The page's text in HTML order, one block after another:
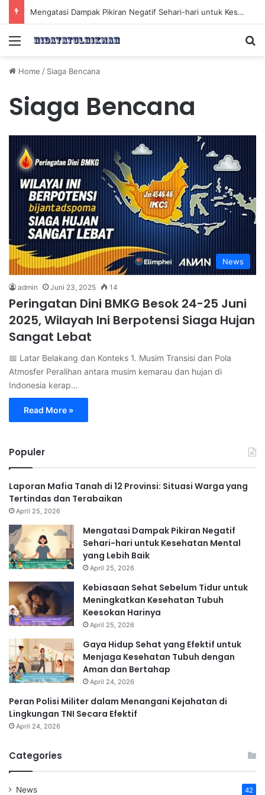
Mengatasi Dampak Pikiran Negatif Sehari-hari untuk Kesehatan Mental yang Lebih Baik
Menu
Home / Siaga Bencana
Siaga Bencana
News
admin Juni 23, 2025 14
Peringatan Dini BMKG Besok 24-25 Juni
2025, Wilayah Ini Berpotensi Siaga Hujan
Sangat Lebat
📅 Latar Belakang dan Konteks 1. Musim Transisi dan Pola
Atmosfer Peralihan antara musim kemarau dan hujan di
Indonesia kerap…
Read More »
Populer
Laporan Mafia Tanah di 12 Provinsi: Situasi Warga yang
Tertindas dan Terabaikan
April 25, 2026
Mengatasi Dampak Pikiran Negatif
Sehari-hari untuk Kesehatan Mental
yang Lebih Baik
April 25, 2026
Kebiasaan Sehat Sebelum Tidur untuk
Meningkatkan Kesehatan Tubuh
Keesokan Harinya
April 25, 2026
Gaya Hidup Sehat yang Efektif untuk
Menjaga Kesehatan Tubuh dengan
Aman dan Bertahap
April 24, 2026
Peran Polisi Militer dalam Menangani Kejahatan di
Lingkungan TNI Secara Efektif
April 24, 2026
Categories
News 42